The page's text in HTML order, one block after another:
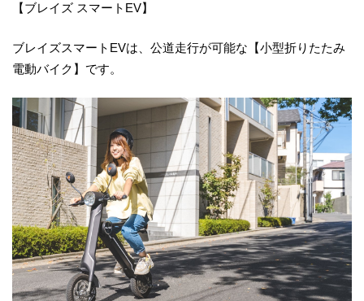
【​ブレイズ スマートEV】
ブレイズスマートEVは、公道走行が可能な【小型折りたたみ
電動バイク】です。